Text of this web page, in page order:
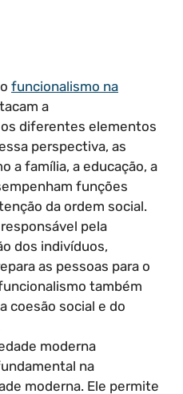
funcionalismo na
a
diferentes elementos
perspectiva, as
a família, a educação, a
funções
da ordem social.
pela
dos indivíduos,
as pessoas para o
também
coesão social e do
moderna
na
moderna. Ele permite